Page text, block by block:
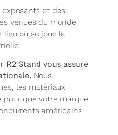
et des
venues du monde
lieu où se joue la
R2 Stand vous assure
Nous
les matériaux
pour que votre marque
américains